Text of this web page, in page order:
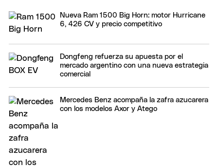
Nueva Ram 1500 Big Horn: motor Hurricane
6, 426 CV y precio competitivo
Dongfeng refuerza su apuesta por el
mercado argentino con una nueva estrategia
comercial
Mercedes Benz acompaña la zafra azucarera
con los modelos Axor y Atego